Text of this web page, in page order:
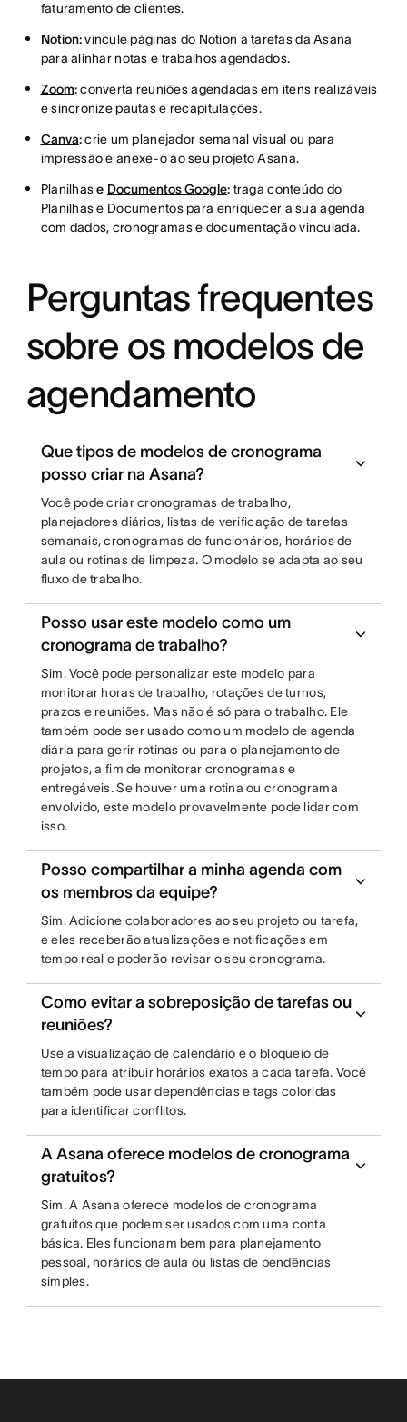
faturamento de clientes.
Notion:vincule páginas do Notion a tarefas da Asana
para alinhar notas e trabalhos agendados.
Zoom:converta reuniões agendadas em itens realizáveis
e sincronize pautas e recapitulações.
Canva:crie um planejador semanal visual ou para
impressão e anexe-o ao seu projeto Asana.
Planilhase DocumentosGoogle: traga conteúdo do
Planilhas e Documentos para enriquecer a sua agenda
com dados, cronogramas e documentação vinculada.
Perguntas frequentes
sobre os modelos de
agendamento
Que tipos de modelos de cronograma
posso criar na Asana?
Você pode criar cronogramas de trabalho,
planejadores diários, listas de verificação de tarefas
semanais, cronogramas de funcionários, horários de
aula ou rotinas de limpeza. O modelo se adapta ao seu
fluxo de trabalho.
Posso usar este modelo como um
cronograma de trabalho?
Sim. Você pode personalizar este modelo para
monitorar horas de trabalho, rotações de turnos,
prazos e reuniões. Mas não é só para o trabalho. Ele
também pode ser usado como um modelo de agenda
diária para gerir rotinas ou para o planejamento de
projetos, a fim de monitorar cronogramas e
entregáveis. Se houver uma rotina ou cronograma
envolvido, este modelo provavelmente pode lidar com
isso.
Posso compartilhar a minha agenda com
os membros da equipe?
Sim. Adicione colaboradores ao seu projeto ou tarefa,
e eles receberão atualizações e notificações em
tempo real e poderão revisar o seu cronograma.
Como evitar a sobreposição de tarefas ou
reuniões?
Use a visualização de calendário e o bloqueio de
tempo para atribuir horários exatos a cada tarefa. Você
também pode usar dependências e tags coloridas
para identificar conflitos.
A Asana oferece modelos de cronograma
gratuitos?
Sim. A Asana oferece modelos de cronograma
gratuitos que podem ser usados com uma conta
básica. Eles funcionam bem para planejamento
pessoal, horários de aula ou listas de pendências
simples.